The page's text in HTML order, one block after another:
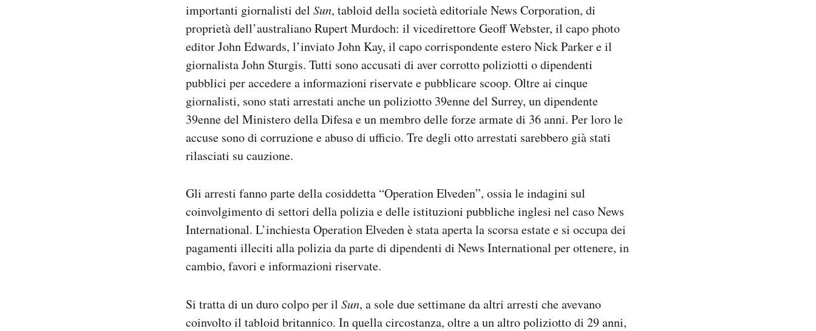
importanti giornalisti del Sun, tabloid della società editoriale News Corporation, di
proprietà dell’australiano Rupert Murdoch: il vicedirettore Geoff Webster, il capo photo
editor John Edwards, l’inviato John Kay, il capo corrispondente estero Nick Parker e il
giornalista John Sturgis. Tutti sono accusati di aver corrotto poliziotti o dipendenti
pubblici per accedere a informazioni riservate e pubblicare scoop. Oltre ai cinque
giornalisti, sono stati arrestati anche un poliziotto 39enne del Surrey, un dipendente
39enne del Ministero della Difesa e un membro delle forze armate di 36 anni. Per loro le
accuse sono di corruzione e abuso di ufficio. Tre degli otto arrestati sarebbero già stati
rilasciati su cauzione.
Gli arresti fanno parte della cosiddetta “Operation Elveden”, ossia le indagini sul
coinvolgimento di settori della polizia e delle istituzioni pubbliche inglesi nel caso News
International. L’inchiesta Operation Elveden è stata aperta la scorsa estate e si occupa dei
pagamenti illeciti alla polizia da parte di dipendenti di News International per ottenere, in
cambio, favori e informazioni riservate.
Si tratta di un duro colpo per il Sun, a sole due settimane da altri arresti che avevano
coinvolto il tabloid britannico. In quella circostanza, oltre a un altro poliziotto di 29 anni,